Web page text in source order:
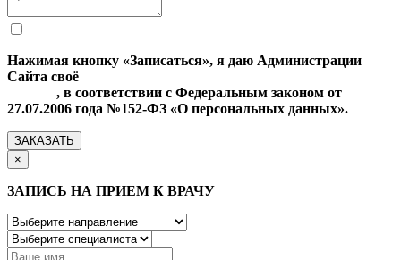
Нажимая кнопку «Записаться», я даю Администрации
Сайта своё
, в соответствии с Федеральным законом от
27.07.2006 года №152-ФЗ «О персональных данных».
ЗАКАЗАТЬ
×
ЗАПИСЬ НА ПРИЕМ К ВРАЧУ